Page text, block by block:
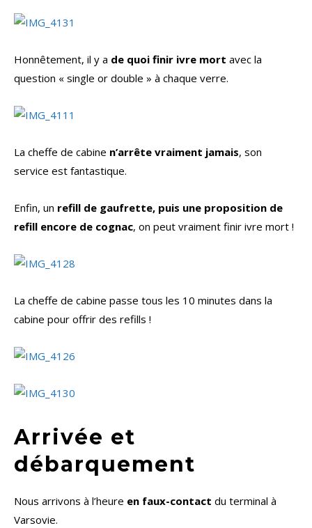
Honnêtement, il y a de quoi finir ivre mort avec la
question « single or double » à chaque verre.
La cheffe de cabine n’arrête vraiment jamais, son
service est fantastique.
Enfin, un refill de gaufrette, puis une proposition de
refill encore de cognac, on peut vraiment finir ivre mort !
La cheffe de cabine passe tous les 10 minutes dans la
cabine pour offrir des refills !
Arrivée et
débarquement
Nous arrivons à l’heure en faux-contact du terminal à
Varsovie.